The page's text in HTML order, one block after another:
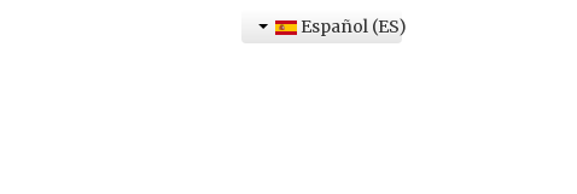
Español (ES)